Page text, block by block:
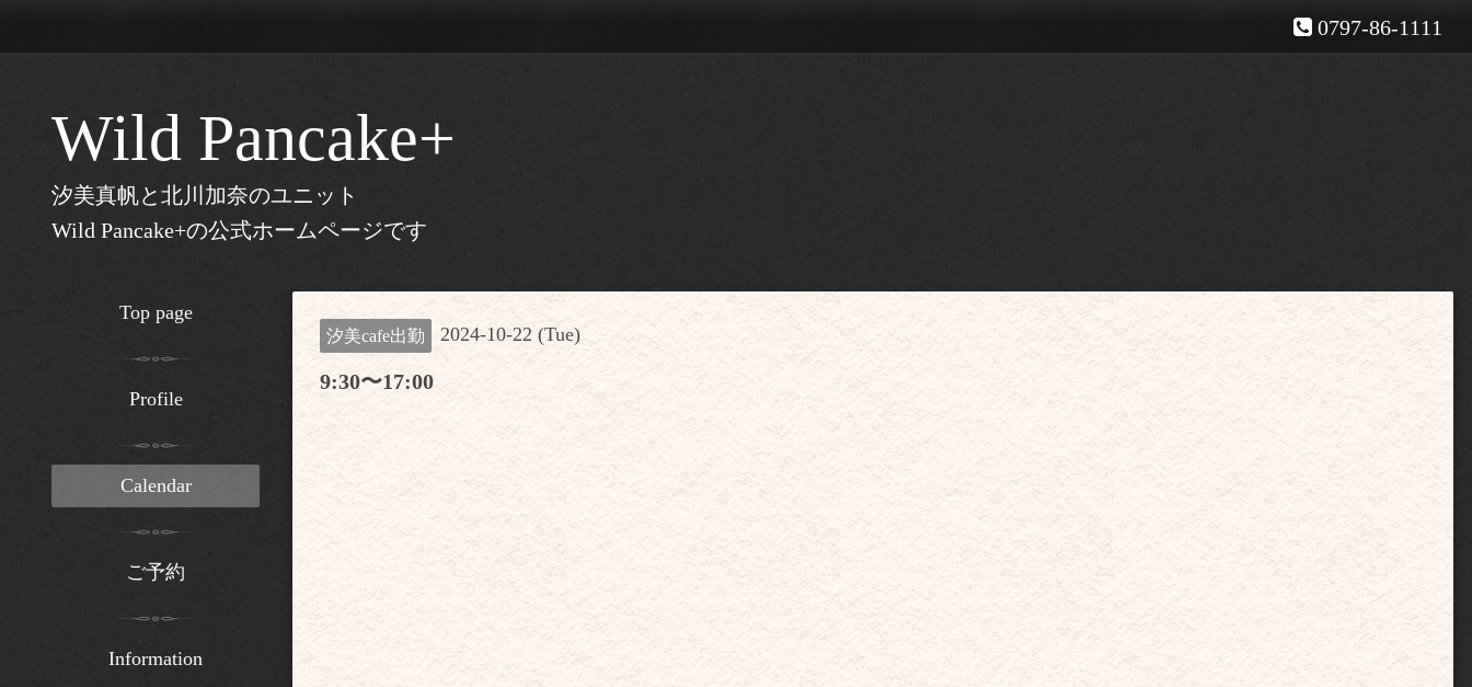
0797-86-1111
Wild Pancake+
汐美真帆と北川加奈のユニット
Wild Pancake+の公式ホームページです
汐美cafe出勤 2024-10-22 (Tue)
9:30〜17:00
Top page
Profile
Calendar
ご予約
Information